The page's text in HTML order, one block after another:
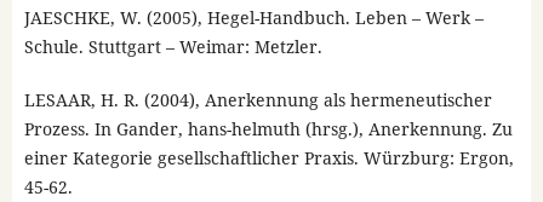
JAESCHKE, W. (2005), Hegel-Handbuch. Leben – Werk –
Schule. Stuttgart – Weimar: Metzler.
LESAAR, H. R. (2004), Anerkennung als hermeneutischer
Prozess. In Gander, hans-helmuth (hrsg.), Anerkennung. Zu
einer Kategorie gesellschaftlicher Praxis. Würzburg: Ergon,
45-62.